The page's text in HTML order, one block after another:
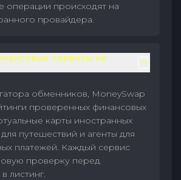
операции происходят на
провайдера.
сервисы на
обменников, MoneySwap
проверенных финансовых
карты иностранных
путешествий и агенты для
платежей. Каждый сервис
проверку перед
листинг.